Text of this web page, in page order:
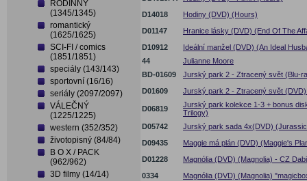
RODINNÝ
(1345/1345)
romantický
(1625/1625)
SCI-FI / comics
(1851/1851)
speciály (143/143)
sportovní (16/16)
seriály (2097/2097)
VÁLEČNÝ
(1225/1225)
western (352/352)
životopisný (84/84)
B O X / PACK
(962/962)
3D filmy (14/14)
D14018
Hodiny (DVD) (Hours)
D01147
Hranice lásky (DVD) (End Of The
D10912
Ideální manžel (DVD) (An Ideal
44
Julianne Moore
BD-01609
Jurský park 2 - Ztracený svět (Blu-
D01609
Jurský park 2 - Ztracený svět
D06819
Jurský park kolekce 1-3 + bonus
Trilogy)
D05742
Jurský park sada 4x(DVD)
D09435
Maggie má plán (DVD) (Maggie's
D01228
Magnólia (DVD) (Magnolia) - CZ
0334
Magnólia (DVD) (Magnolia)